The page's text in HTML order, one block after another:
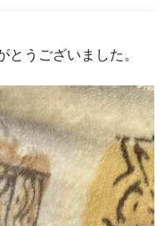
うございました。